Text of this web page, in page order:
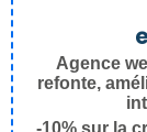
Agence
refonte,
-10% sur la